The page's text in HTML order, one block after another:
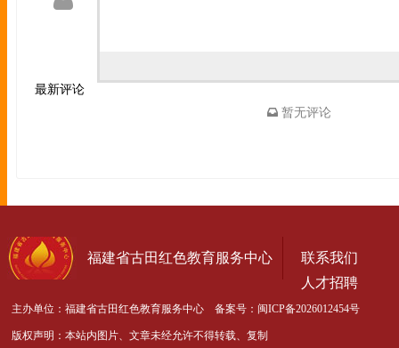
最新评论
暂无评论
福建省古田红色教育服务中心
联系我们
人才招聘
主办单位：福建省古田红色教育服务中心 备案号： 闽ICP备2026012454号
版权声明：本站内图片、文章未经允许不得转载、复制